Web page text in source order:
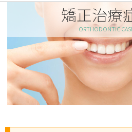
矯正治療
ORTHODONTIC